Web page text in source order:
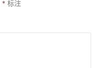
* 标注